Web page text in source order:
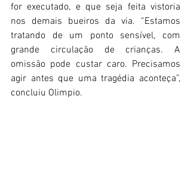
for executado, e que seja feita vistoria
nos demais bueiros da via. “Estamos
tratando de um ponto sensível, com
grande circulação de crianças. A
omissão pode custar caro. Precisamos
agir antes que uma tragédia aconteça”,
concluiu Olimpio.